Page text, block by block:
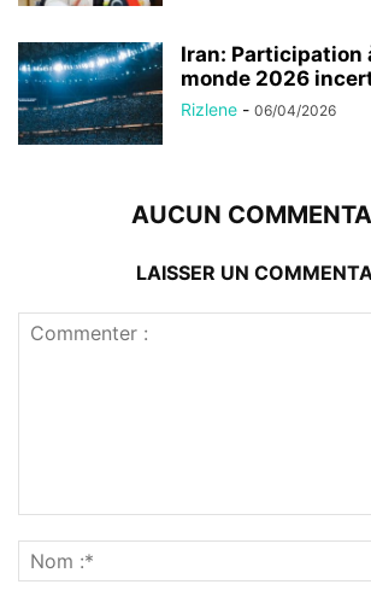
Iran: Participation
monde 2026
Rizlene - 06/04/2026
AUCUN
LAISSER UN